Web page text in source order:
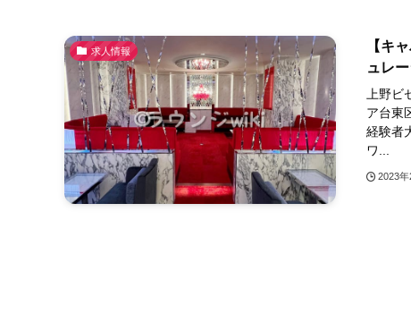
求人情報
【キ
ュレ
上野
ア台東
経験者
ワ...
2023年